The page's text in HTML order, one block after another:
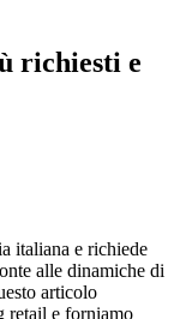
richiesti e
italiana e richiede
alle dinamiche di
articolo
retail e forniamo